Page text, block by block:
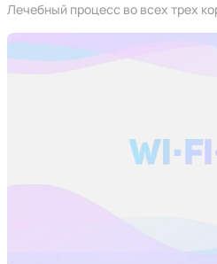
Лечебный процесс во всех трех